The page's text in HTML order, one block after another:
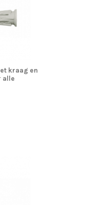
kraag en
alle